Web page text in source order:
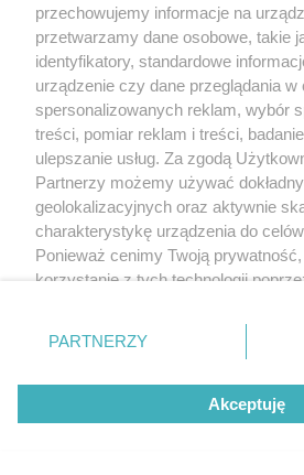
przechowujemy informacje na
przetwarzamy dane osobowe, takie
identyfikatory, standardowe
urządzenie czy dane przeglądania w
spersonalizowanych reklam, wybór
treści, pomiar reklam i treści,
ulepszanie usług. Za zgodą
Partnerzy możemy używać
geolokalizacyjnych oraz aktywnie
charakterystykę urządzenia do
Ponieważ cenimy Twoją
korzystanie z tych technologii
zmienić/wycofać klikając przycisk
znajdujący się w lewym dolnym rogu
rodzaje przetwarzania danych nie
użytkownika, ale masz prawo
przetwarzaniu. Preferencje będą
PARTNERZY
Akceptuję